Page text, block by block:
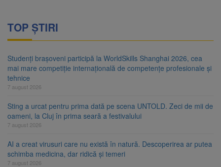
TOP ȘTIRI
Studenți brașoveni participă la WorldSkills Shanghai 2026, cea
mai mare competiție internațională de competențe profesionale și
tehnice
7 august 2026
Sting a urcat pentru prima dată pe scena UNTOLD. Zeci de mii de
oameni, la Cluj în prima seară a festivalului
7 august 2026
AI a creat virusuri care nu există în natură. Descoperirea ar putea
schimba medicina, dar ridică și temeri
7 august 2026